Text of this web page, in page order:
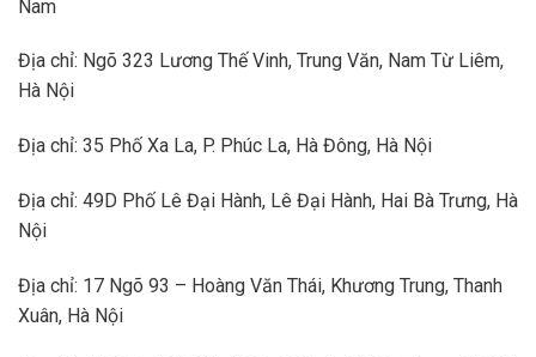
Nam
Địa chỉ: Ngõ 323 Lương Thế Vinh, Trung Văn, Nam Từ Liêm,
Hà Nội
Địa chỉ: 35 Phố Xa La, P. Phúc La, Hà Đông, Hà Nội
Địa chỉ: 49D Phố Lê Đại Hành, Lê Đại Hành, Hai Bà Trưng, Hà
Nội
Địa chỉ: 17 Ngõ 93 – Hoàng Văn Thái, Khương Trung, Thanh
Xuân, Hà Nội